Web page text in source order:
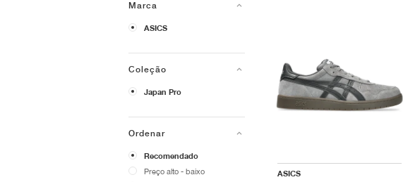
Marca
ASICS
Coleção
Japan Pro
Ordenar
Recomendado
Preço alto - baixo
ASICS